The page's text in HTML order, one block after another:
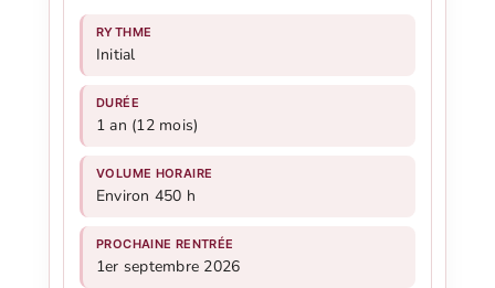
RYTHME
Initial
DURÉE
1 an (12 mois)
VOLUME HORAIRE
Environ 450 h
PROCHAINE RENTRÉE
1er septembre 2026